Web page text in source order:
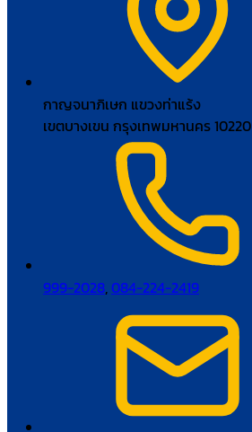
กาญจนาภิเษก แขวงท่าแร้ง
เขตบางเขน กรุงเทพมหานคร 10220
999-2028,084-224-2419